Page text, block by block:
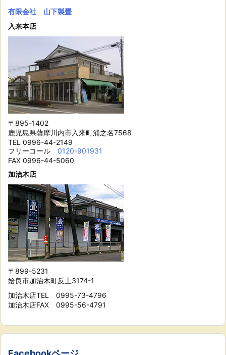
有限会社 山下製畳
入来本店
〒895-1402
鹿児島県薩摩川内市入来町浦之名7568
TEL 0996-44-2149
フリーコール 0120-901931
FAX 0996-44-5060
加治木店
〒899-5231
姶良市加治木町反土3174-1
加治木店TEL 0995-73-4796
加治木店FAX 0995-56-4791